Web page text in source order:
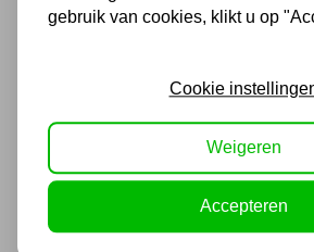
Luchtsleutel 1''
266,20
Krachtdop 1''
gebruik van cookies, klikt u op
Cookie
Weigeren
Accepteren